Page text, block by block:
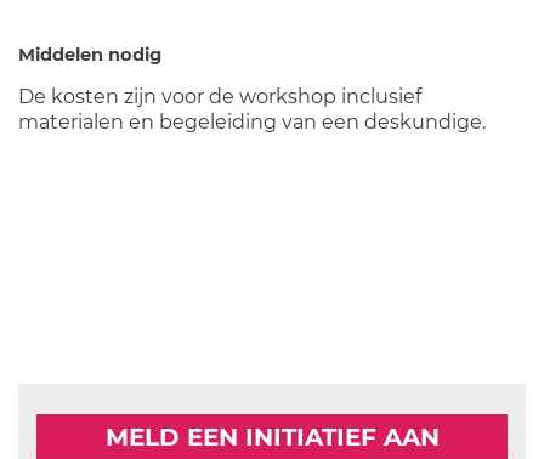
Middelen nodig
De kosten zijn voor de workshop inclusief
materialen en begeleiding van een deskundige.
MELD EEN INITIATIEF AAN